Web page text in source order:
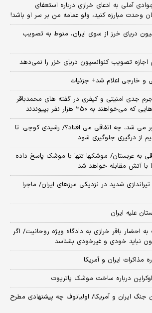
آملی به ادعای خرازی درباره استعفای
وحدت مبارزه کنید، ولو عمامه من بر سر او باشد!
دریای خرز از سوی ایران، منوط به تصویب
تصویب کنوانسیون دریای خزر را نمی‌دهد
و خارجی اعلام شد+ جزئیات
ردپای بیش از ۳ یا ۴ جرم جدی امنیتی و کیفری در گفته های محمدباقر
به ۲۵۰ هزار نفر بپیوندند
می شد، چه اتفاقی می افتاد؟/ رشیدی کوچی: تا
از درگیری جلوگیری شود
به عربستان/ موشکها تنها با موشک پاسخ داده
آتش مقابله خواهد شد
شدید در نزدیکی مرز‌های ایران/ ماجرا
علیه ایران
به احضار باقر خرازی به دادگاه ویژه روحانیت/ اگر
نباید خودی و غیرخودی بشناسد
مذاکرات ایران و آمریکا
درباره ساخت موشک پاتریوت
جنگ ایران و آمریکا/ اولیانوف چه پیشنهادی مطرح